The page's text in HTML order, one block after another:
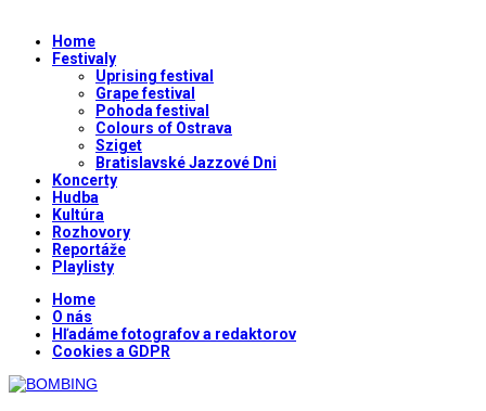
Home
Festivaly
Uprising festival
Grape festival
Pohoda festival
Colours of Ostrava
Sziget
Bratislavské Jazzové Dni
Koncerty
Hudba
Kultúra
Rozhovory
Reportáže
Playlisty
Home
O nás
Hľadáme fotografov a redaktorov
Cookies a GDPR